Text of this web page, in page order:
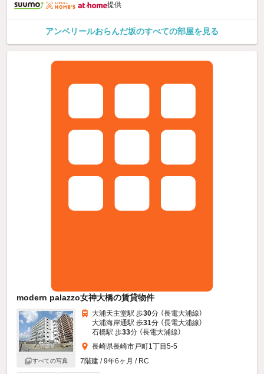
提供
アンベリールおらんだ坂のすべての部屋を見る
modern palazzo女神大橋の賃貸物件
すべての写真
大浦天主堂駅 歩30分 （長電大浦線）
大浦海岸通駅 歩31分 （長電大浦線）
石橋駅 歩33分 （長電大浦線）
長崎県長崎市戸町1丁目5-5
7階建 / 9年6ヶ月 / RC